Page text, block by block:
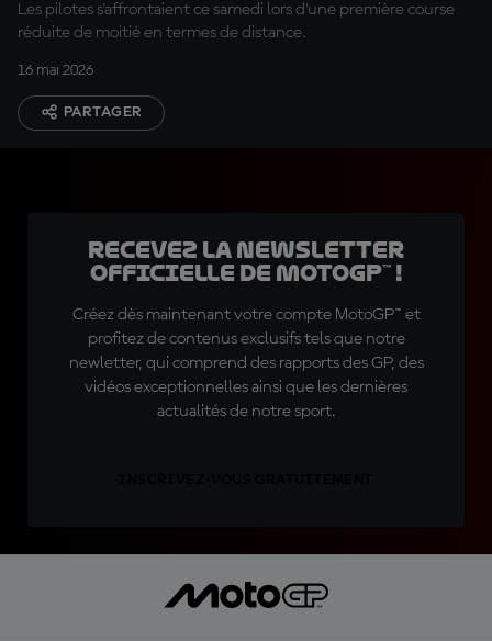
Les pilotes s'affrontaient ce samedi lors d'une première course
réduite de moitié en termes de distance.
16 mai 2026
PARTAGER
Recevez la Newsletter
officielle de MotoGP™ !
Créez dès maintenant votre compte MotoGP™ et
profitez de contenus exclusifs tels que notre
newletter, qui comprend des rapports des GP, des
vidéos exceptionnelles ainsi que les dernières
actualités de notre sport.